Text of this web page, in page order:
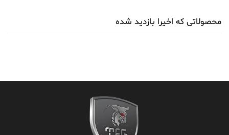
محصولاتی که اخیرا بازدید شده